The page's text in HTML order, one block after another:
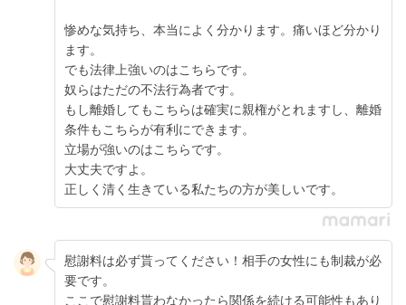
惨めな気持ち、本当によく分かります。痛いほど分かり
ます。
でも法律上強いのはこちらです。
奴らはただの不法行為者です。
もし離婚してもこちらは確実に親権がとれますし、離婚
条件もこちらが有利にできます。
立場が強いのはこちらです。
大丈夫ですよ。
正しく清く生きている私たちの方が美しいです。
慰謝料は必ず貰ってください！相手の女性にも制裁が必
要です。
ここで慰謝料貰わなかったら関係を続ける可能性もあり